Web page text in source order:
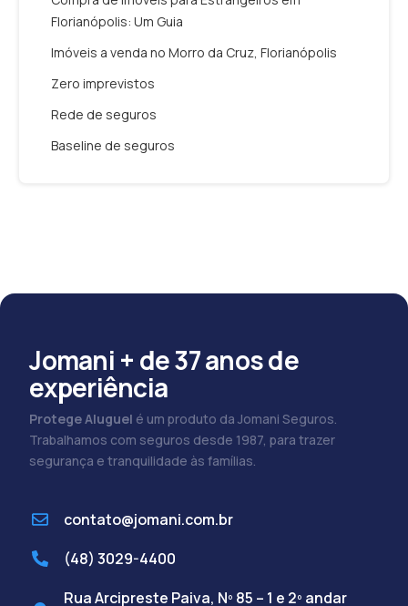
Florianópolis: Um Guia
Imóveis a venda no Morro da Cruz, Florianópolis
Zero imprevistos
Rede de seguros
Baseline de seguros
Jomani + de 37 anos de
experiência
Protege Aluguel é um produto da Jomani Seguros.
Trabalhamos com seguros desde 1987, para trazer
segurança e tranquilidade às famílias.
contato@jomani.com.br
(48) 3029-4400
Rua Arcipreste Paiva, Nº 85 – 1 e 2º andar